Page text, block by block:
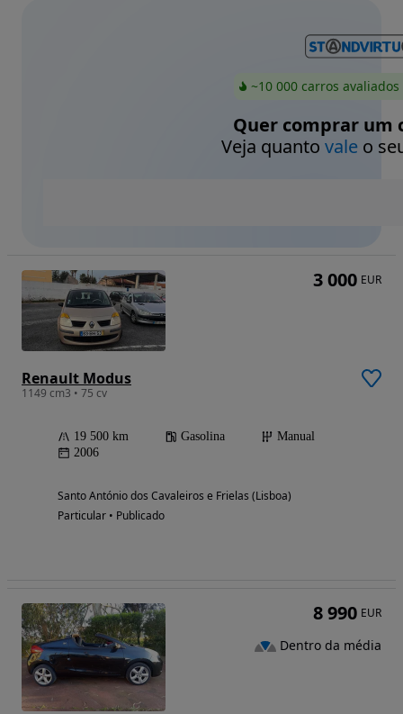
~10 000 carros
Quer comprar um
Veja quanto valeo
Renault Modus
1149 cm3 • 75 cv
19 500 km Gasolina
Manual
2006
Santo António dos Cavaleiros e Frielas (Lisboa)
Particular • Publicado
3 000 EUR
8 990 EUR
Dentro da média